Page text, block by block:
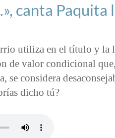
canta Paquita
utiliza en el título y la
de valor condicional
se considera
dicho tú?